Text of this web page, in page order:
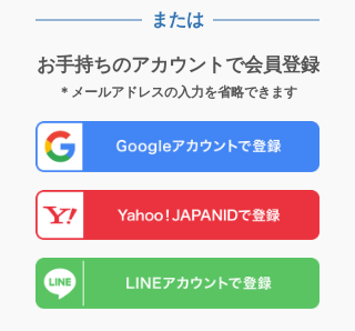
または
お手持ちのアカウントで会員登録
＊メールアドレスの入力を省略できます